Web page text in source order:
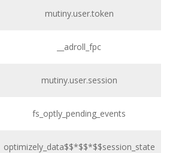
mutiny.user.token
__adroll_fpc
mutiny.user.session
fs_optly_pending_events
optimizely_data$$*$$*$$session_state